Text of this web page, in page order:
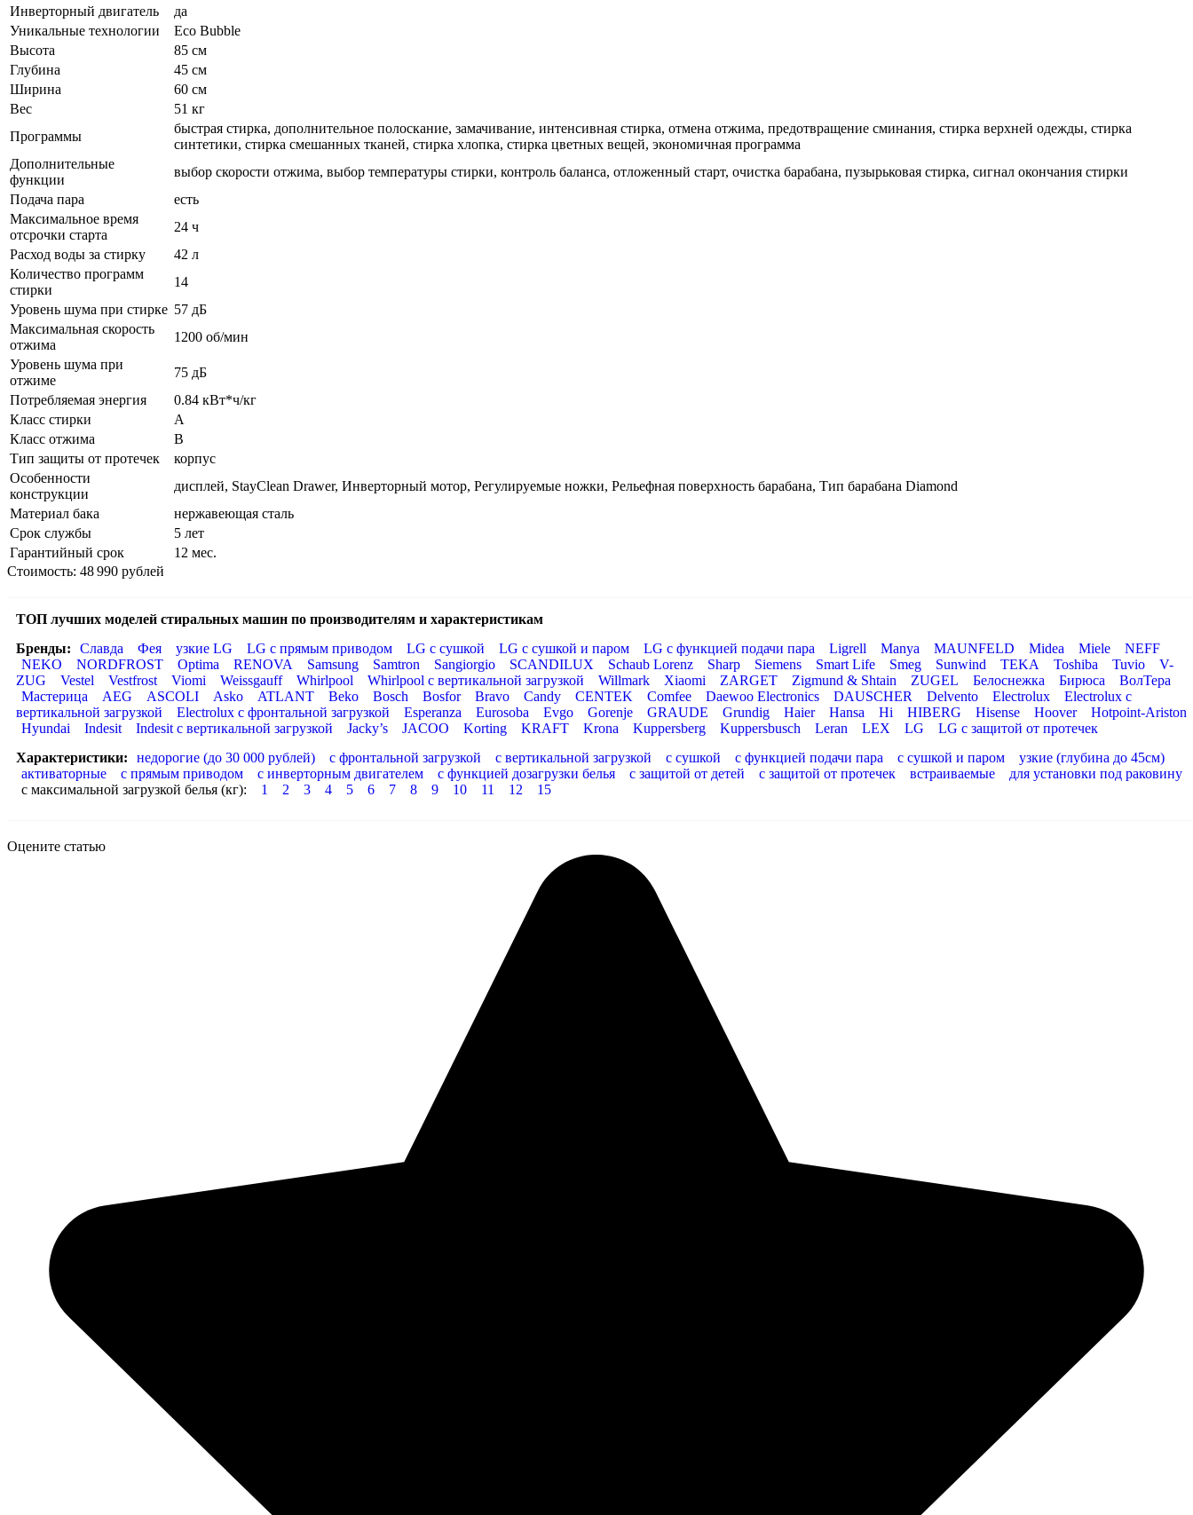
Инверторный двигатель
да
Уникальные технологии
Eco Bubble
Высота
85 см
Глубина
45 см
Ширина
60 см
Вес
51 кг
Программы
быстрая стирка, дополнительное полоскание, замачивание, интенсивная стирка, отмена отжима, предотвращение сминания, стирка верхней одежды, стирка
синтетики, стирка смешанных тканей, стирка хлопка, стирка цветных вещей, экономичная программа
Дополнительные
функции
выбор скорости отжима, выбор температуры стирки, контроль баланса, отложенный старт, очистка барабана, пузырьковая стирка, сигнал окончания стирки
Подача пара
есть
Максимальное время
отсрочки старта
24 ч
Расход воды за стирку
42 л
Количество программ
стирки
14
Уровень шума при стирке 57 дБ
Максимальная скорость
отжима
1200 об/мин
Уровень шума при
отжиме
75 дБ
Потребляемая энергия
0.84 кВт*ч/кг
Класс стирки
A
Класс отжима
B
Тип защиты от протечек
корпус
Особенности
конструкции
дисплей, StayClean Drawer, Инверторный мотор, Регулируемые ножки, Рельефная поверхность барабана, Тип барабана Diamond
Материал бака
нержавеющая сталь
Срок службы
5 лет
Гарантийный срок
12 мес.
Стоимость: 48 990 рублей
ТОП лучших моделей стиральных машин по производителям и характеристикам
Бренды:
Славда Фея узкие LG LG с прямым приводом LG с сушкой LG с сушкой и паром LG с функцией подачи пара Ligrell Manya MAUNFELD Midea Miele
NEFF
NEKO
NORDFROST Optima RENOVA Samsung Samtron Sangiorgio SCANDILUX Schaub Lorenz Sharp Siemens Smart Life Smeg Sunwind TEKA Toshiba Tuvio
V-
ZUG
Vestel Vestfrost Viomi Weissgauff Whirlpool Whirlpool с вертикальной загрузкой Willmark Xiaomi ZARGET Zigmund & Shtain ZUGEL Белоснежка Бирюса
ВолТера
Мастерица
AEG ASCOLI Asko ATLANT Beko Bosch Bosfor Bravo Candy CENTEK Comfee Daewoo Electronics DAUSCHER Delvento Electrolux
Electrolux с
вертикальной загрузкой
Electrolux с фронтальной загрузкой Esperanza Eurosoba Evgo Gorenje GRAUDE Grundig Haier Hansa Hi HIBERG Hisense Hoover
Hotpoint-Ariston
Hyundai
Indesit Indesit с вертикальной загрузкой Jacky’s JACOO Korting KRAFT Krona Kuppersberg Kuppersbusch Leran LEX LG
LG с защитой от протечек
Характеристики:
недорогие (до 30 000 рублей) с фронтальной загрузкой с вертикальной загрузкой с сушкой с функцией подачи пара с сушкой и паром
узкие (глубина до 45см)
активаторные
с прямым приводом с инверторным двигателем с функцией дозагрузки белья с защитой от детей с защитой от протечек встраиваемые
для установки под раковину
с максимальной загрузкой белья (кг):
1 2 3 4 5 6 7 8 9 10 11 12 15
Оцените статью